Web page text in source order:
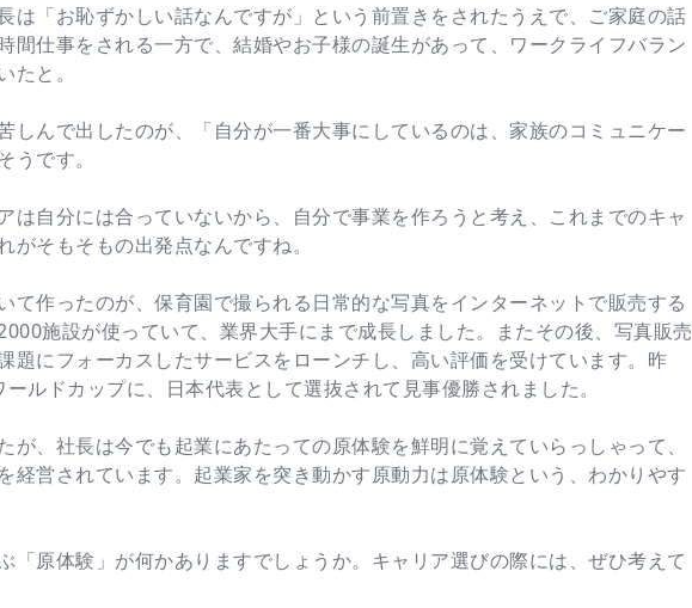
は「お恥ずかしい話なんですが」という前置きをされたうえで、ご家庭の話
間仕事をされる一方で、結婚やお子様の誕生があって、ワークライフバラン
たと。
しんで出したのが、「自分が一番大事にしているのは、家族のコミュニケー
うです。
は自分には合っていないから、自分で事業を作ろうと考え、これまでのキャ
がそもそもの出発点なんですね。
て作ったのが、保育園で撮られる日常的な写真をインターネットで販売する
施設が使っていて、業界大手にまで成長しました。またその後、写真販売
題にフォーカスしたサービスをローンチし、高い評価を受けています。昨
ルドカップに、日本代表として選抜されて見事優勝されました。
が、社長は今でも起業にあたっての原体験を鮮明に覚えていらっしゃって、
経営されています。起業家を突き動かす原動力は原体験という、わかりやす
「原体験」が何かありますでしょうか。キャリア選びの際には、ぜひ考えて